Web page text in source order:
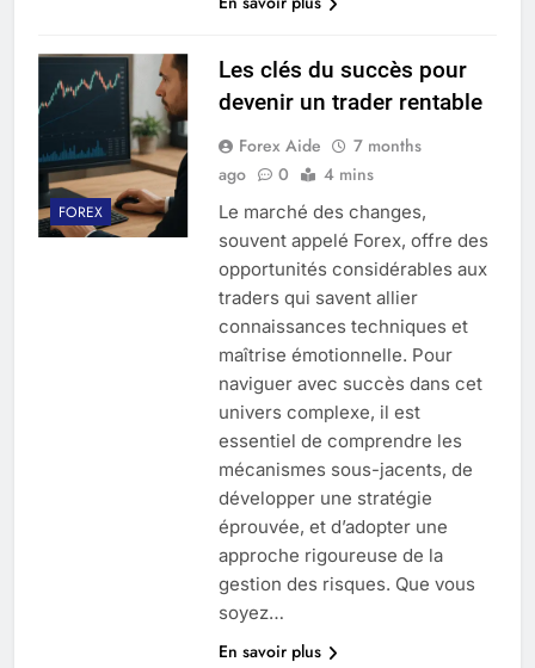
FOREX
Les clés du succès pour
devenir un trader rentable
Forex Aide
7 months
ago
0 4 mins
Le marché des changes,
souvent appelé Forex, offre des
opportunités considérables aux
traders qui savent allier
connaissances techniques et
maîtrise émotionnelle. Pour
naviguer avec succès dans cet
univers complexe, il est
essentiel de comprendre les
mécanismes sous-jacents, de
développer une stratégie
éprouvée, et d’adopter une
approche rigoureuse de la
gestion des risques. Que vous
soyez…
En savoir plus